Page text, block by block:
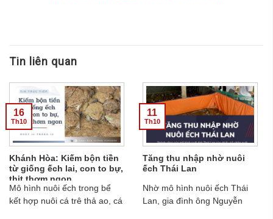
Tin liên quan
Khánh Hòa: Kiếm bộn tiền
từ giống ếch lai, con to bự,
thịt thơm ngon
Mô hình nuôi ếch trong bể
kết hợp nuôi cá trê thả ao, cá
16
Th10
Tăng thu nhập nhờ nuôi
ếch Thái Lan
Nhờ mô hình nuôi ếch Thái
Lan, gia đình ông Nguyễn
11
Th10